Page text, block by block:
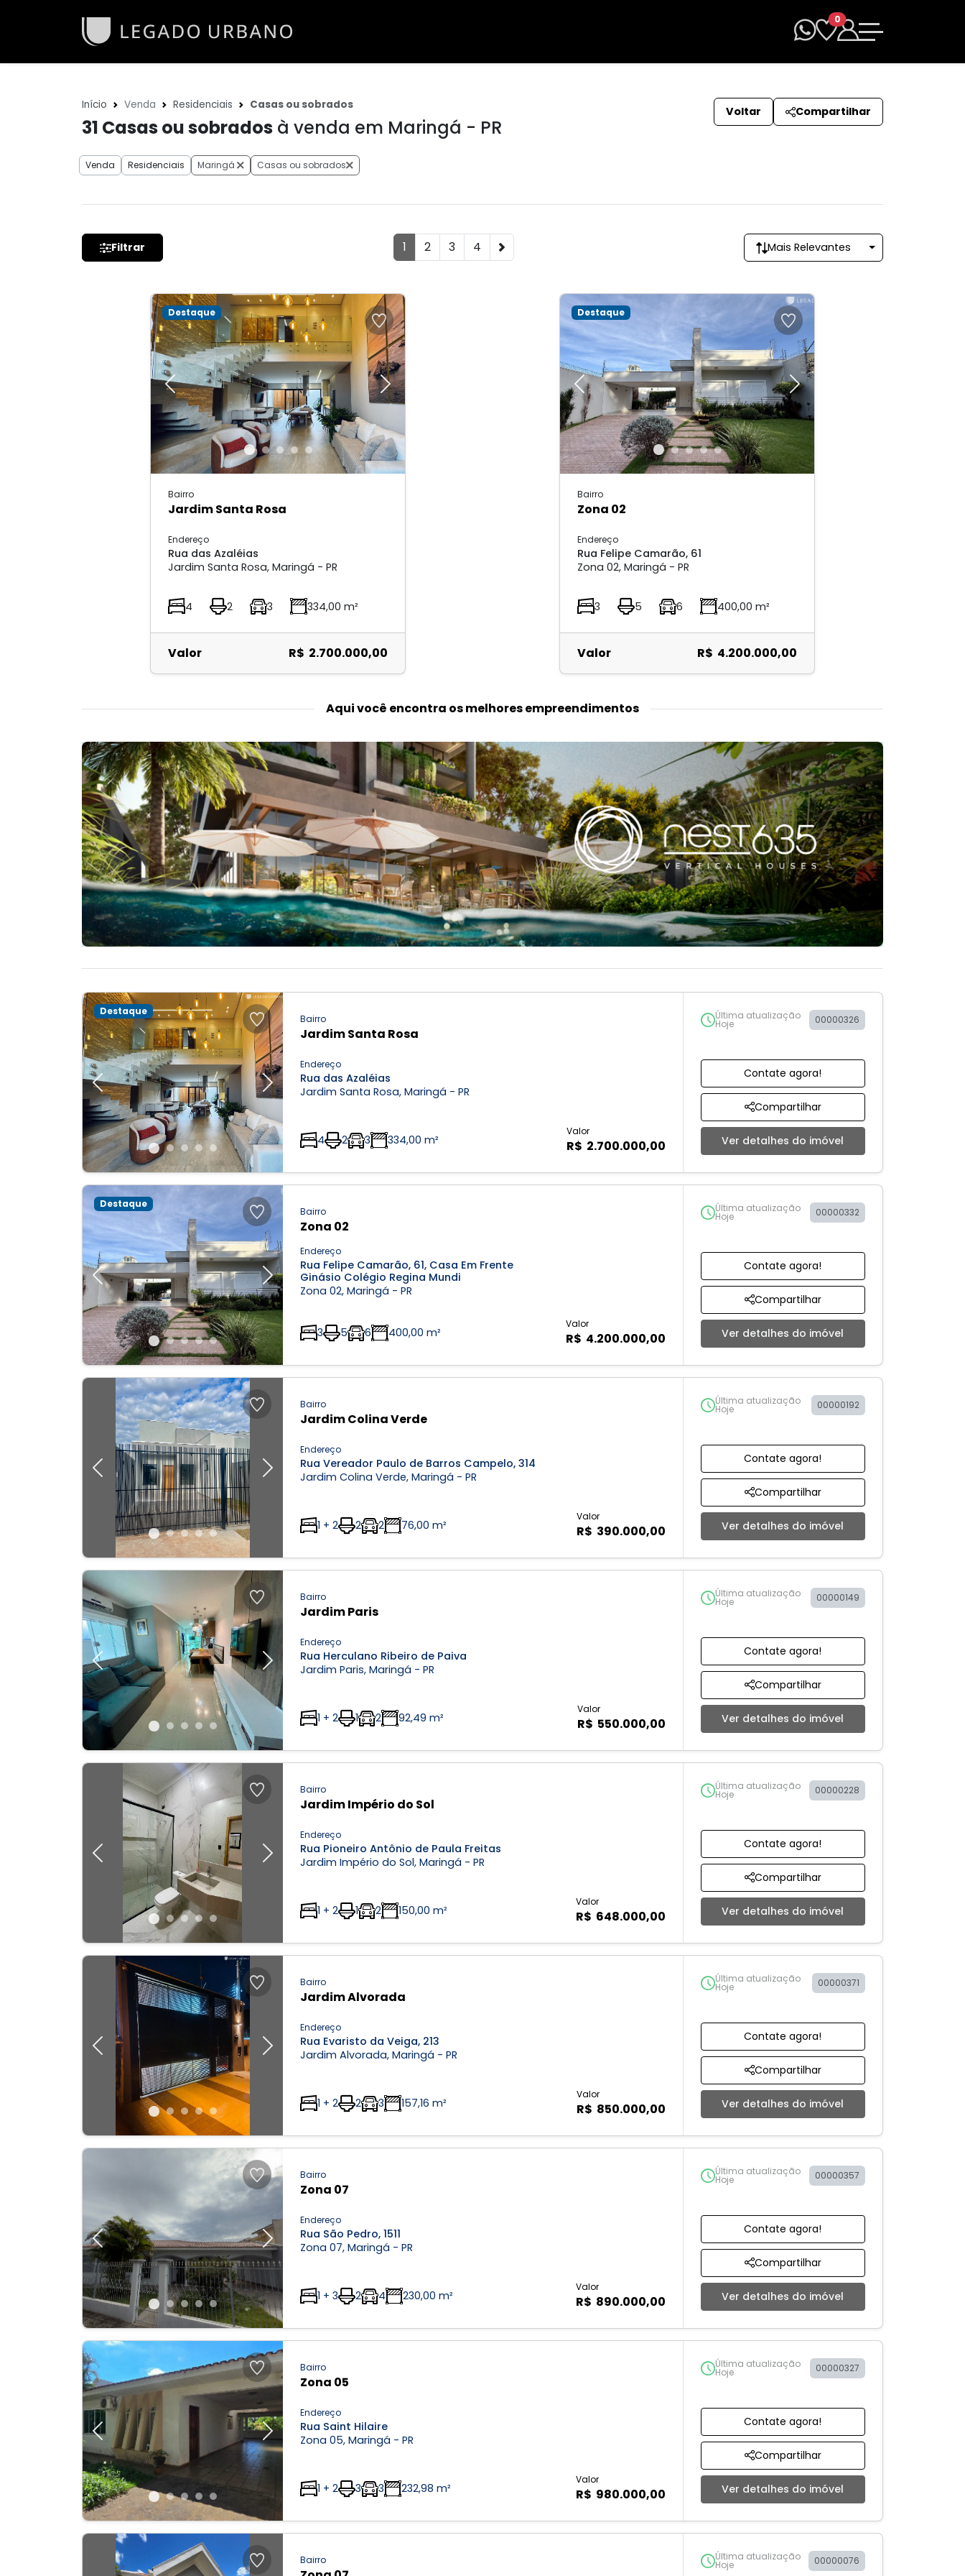
0
Início Venda Residenciais Casas ou sobrados
31 Casas ou sobrados à venda em Maringá - PR
Voltar Compartilhar
Venda Residenciais Maringá Casas ou sobrados
Filtrar 1 2 3 4 Mais Relevantes
Previous Next
Destaque
Bairro
Jardim Santa Rosa
Endereço
Rua das Azaléias
Jardim Santa Rosa, Maringá - PR
4 2 3 334,00 m²
Valor R$ 2.700.000,00
Previous Next
Destaque
Bairro
Zona 02
Endereço
Rua Felipe Camarão, 61
Zona 02, Maringá - PR
3 5 6 400,00 m²
Valor R$ 4.200.000,00
Aqui você encontra os melhores empreendimentos
Previous Next
Destaque
Bairro
Jardim Santa Rosa
Endereço
Rua das Azaléias
Jardim Santa Rosa, Maringá - PR
4 2 3 334,00 m²
Valor
R$ 2.700.000,00
Última atualização
Hoje 00000326
Contate agora!
Compartilhar
Ver detalhes do imóvel
Previous Next
Destaque
Bairro
Zona 02
Endereço
Rua Felipe Camarão, 61, Casa Em Frente
Ginásio Colégio Regina Mundi
Zona 02, Maringá - PR
3 5 6 400,00 m²
Valor
R$ 4.200.000,00
Última atualização
Hoje 00000332
Contate agora!
Compartilhar
Ver detalhes do imóvel
Previous Next
Bairro
Jardim Colina Verde
Endereço
Rua Vereador Paulo de Barros Campelo, 314
Jardim Colina Verde, Maringá - PR
1 + 2 2 2 76,00 m²
Valor
R$ 390.000,00
Última atualização
Hoje 00000192
Contate agora!
Compartilhar
Ver detalhes do imóvel
Previous Next
Bairro
Jardim Paris
Endereço
Rua Herculano Ribeiro de Paiva
Jardim Paris, Maringá - PR
1 + 2 1 2 92,49 m²
Valor
R$ 550.000,00
Última atualização
Hoje 00000149
Contate agora!
Compartilhar
Ver detalhes do imóvel
Previous Next
Bairro
Jardim Império do Sol
Endereço
Rua Pioneiro Antônio de Paula Freitas
Jardim Império do Sol, Maringá - PR
1 + 2 1 2 150,00 m²
Valor
R$ 648.000,00
Última atualização
Hoje 00000228
Contate agora!
Compartilhar
Ver detalhes do imóvel
Previous Next
Bairro
Jardim Alvorada
Endereço
Rua Evaristo da Veiga, 213
Jardim Alvorada, Maringá - PR
1 + 2 2 3 157,16 m²
Valor
R$ 850.000,00
Última atualização
Hoje 00000371
Contate agora!
Compartilhar
Ver detalhes do imóvel
Previous Next
Bairro
Zona 07
Endereço
Rua São Pedro, 1511
Zona 07, Maringá - PR
1 + 3 2 4 230,00 m²
Valor
R$ 890.000,00
Última atualização
Hoje 00000357
Contate agora!
Compartilhar
Ver detalhes do imóvel
Previous Next
Bairro
Zona 05
Endereço
Rua Saint Hilaire
Zona 05, Maringá - PR
1 + 2 3 3 232,98 m²
Valor
R$ 980.000,00
Última atualização
Hoje 00000327
Contate agora!
Compartilhar
Ver detalhes do imóvel
Bairro Última atualização
Hoje 00000076